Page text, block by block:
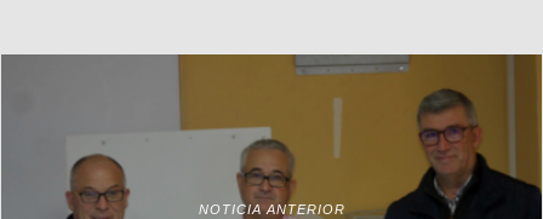
NOTICIA ANTERIOR